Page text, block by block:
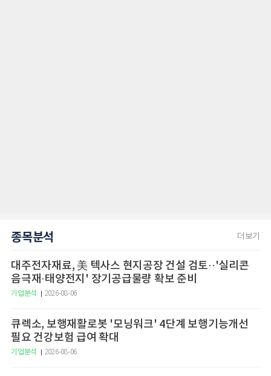
종목분석 더보기
대주전자재료, 美 텍사스 현지공장 건설 검토··'실리콘
음극재·태양전지' 장기공급물량 확보 준비
기업분석 2026-08-06
큐렉소, 보행재활로봇 '모닝워크' 4단계 보행기능개선
필요 건강보험 급여 확대
기업분석 2026-08-06